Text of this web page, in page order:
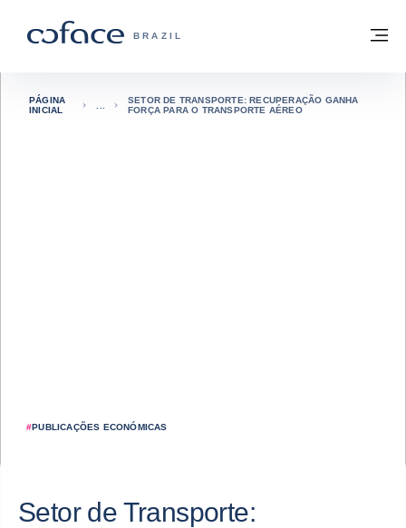
COFACE FOR TRADE - SITE DO GRUPO
BRAZIL
Voltar à página inicial
#PUBLICAÇÕES ECONÓMICAS
PÁGINA
INICIAL
SETOR DE TRANSPORTE: RECUPERAÇÃO GANHA
FORÇA PARA O TRANSPORTE AÉREO
Setor de Transporte: